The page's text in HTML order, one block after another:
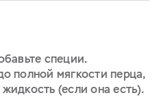
специи.
полной мягкости перца,
(если она есть).